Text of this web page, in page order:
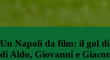
Un Napoli da film: il gol
di Aldo, Giovanni e